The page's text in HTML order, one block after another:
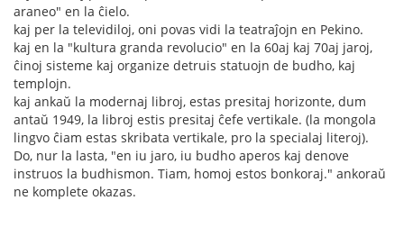
araneo" en la ĉielo.
kaj per la televidiloj, oni povas vidi la teatraĵojn en Pekino.
kaj en la "kultura granda revolucio" en la 60aj kaj 70aj jaroj,
ĉinoj sisteme kaj organize detruis statuojn de budho, kaj
templojn.
kaj ankaŭ la modernaj libroj, estas presitaj horizonte, dum
antaŭ 1949, la libroj estis presitaj ĉefe vertikale. (la mongola
lingvo ĉiam estas skribata vertikale, pro la specialaj literoj).
Do, nur la lasta, "en iu jaro, iu budho aperos kaj denove
instruos la budhismon. Tiam, homoj estos bonkoraj." ankoraŭ
ne komplete okazas.